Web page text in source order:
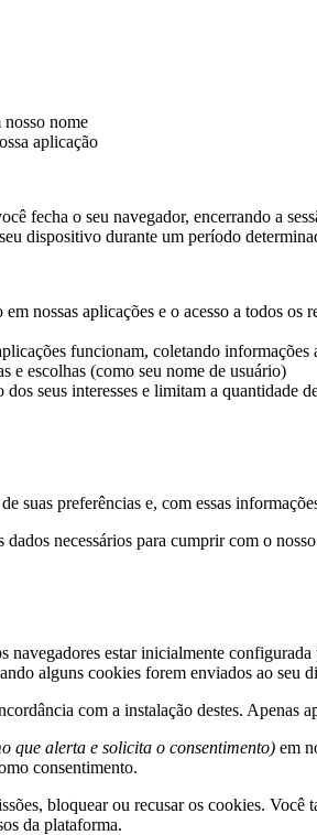
nome
aplicação
fecha o seu navegador, encerrando a
dispositivo durante um período
nossas aplicações e o acesso a todos
funcionam, coletando informações
e escolhas (como seu nome de usuário)
seus interesses e limitam a quantidade
suas preferências e, com essas
necessários para cumprir com o
estar inicialmente
alguns cookies forem enviados ao seu
com a instalação destes. Apenas
que alerta e solicita o consentimento) em
consentimento.
bloquear ou recusar os cookies.
da plataforma.